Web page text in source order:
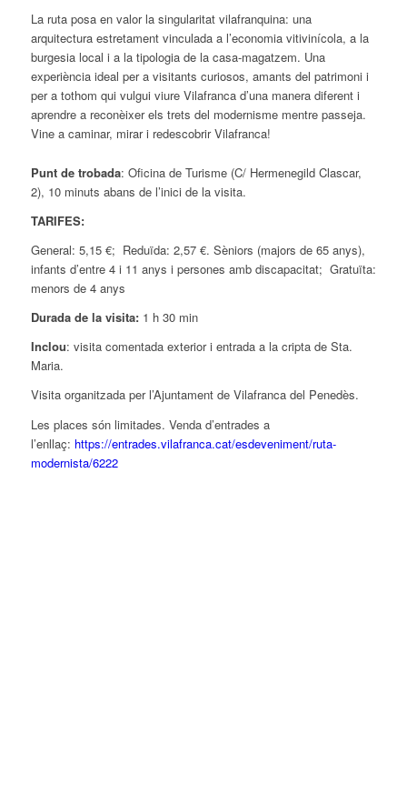
La ruta posa en valor la singularitat vilafranquina: una
arquitectura estretament vinculada a l’economia vitivinícola, a la
burgesia local i a la tipologia de la casa-magatzem. Una
experiència ideal per a visitants curiosos, amants del patrimoni i
per a tothom qui vulgui viure Vilafranca d’una manera diferent i
aprendre a reconèixer els trets del modernisme mentre passeja.
Vine a caminar, mirar i redescobrir Vilafranca!
Punt de trobada: Oficina de Turisme (C/ Hermenegild Clascar,
2), 10 minuts abans de l’inici de la visita.
TARIFES:
General: 5,15 €; Reduïda: 2,57 €. Sèniors (majors de 65 anys),
infants d’entre 4 i 11 anys i persones amb discapacitat; Gratuïta:
menors de 4 anys
Durada de la visita:1 h 30 min
Inclou: visita comentada exterior i entrada a la cripta de Sta.
Maria.
Visita organitzada per l’Ajuntament de Vilafranca del Penedès.
Les places són limitades. Venda d’entrades a
l’enllaç: https://entrades.vilafranca.cat/esdeveniment/ruta-
modernista/6222